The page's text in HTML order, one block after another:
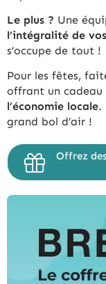
Le plus ? Une
l’intégralité de
s’occupe de tout !
Pour les fêtes,
offrant un cadeau
l’économie locale.
grand bol d’air !
Offrez